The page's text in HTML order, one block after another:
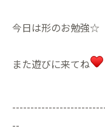
今日は形のお勉強☆
また遊びに来てね
--